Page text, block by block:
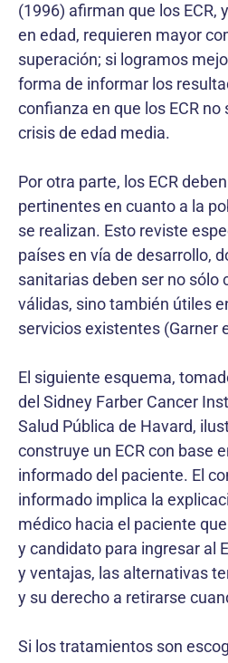
(1996) afirman que los ECR,
en edad, requieren mayor
superación; si logramos
forma de informar los
confianza en que los ECR
crisis de edad media.
Por otra parte, los ECR
pertinentes en cuanto a la
se realizan. Esto reviste
países en vía de desarrollo,
sanitarias deben ser no sólo
válidas, sino también útiles
servicios existentes (Garner
El siguiente esquema,
del Sidney Farber Cancer
Salud Pública de Havard,
construye un ECR con base
informado del paciente. El
informado implica la
médico hacia el paciente
y candidato para ingresar al
y ventajas, las alternativas
y su derecho a retirarse
Si los tratamientos son